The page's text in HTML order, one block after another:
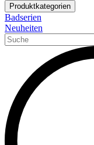
Produktkategorien
Badserien
Neuheiten